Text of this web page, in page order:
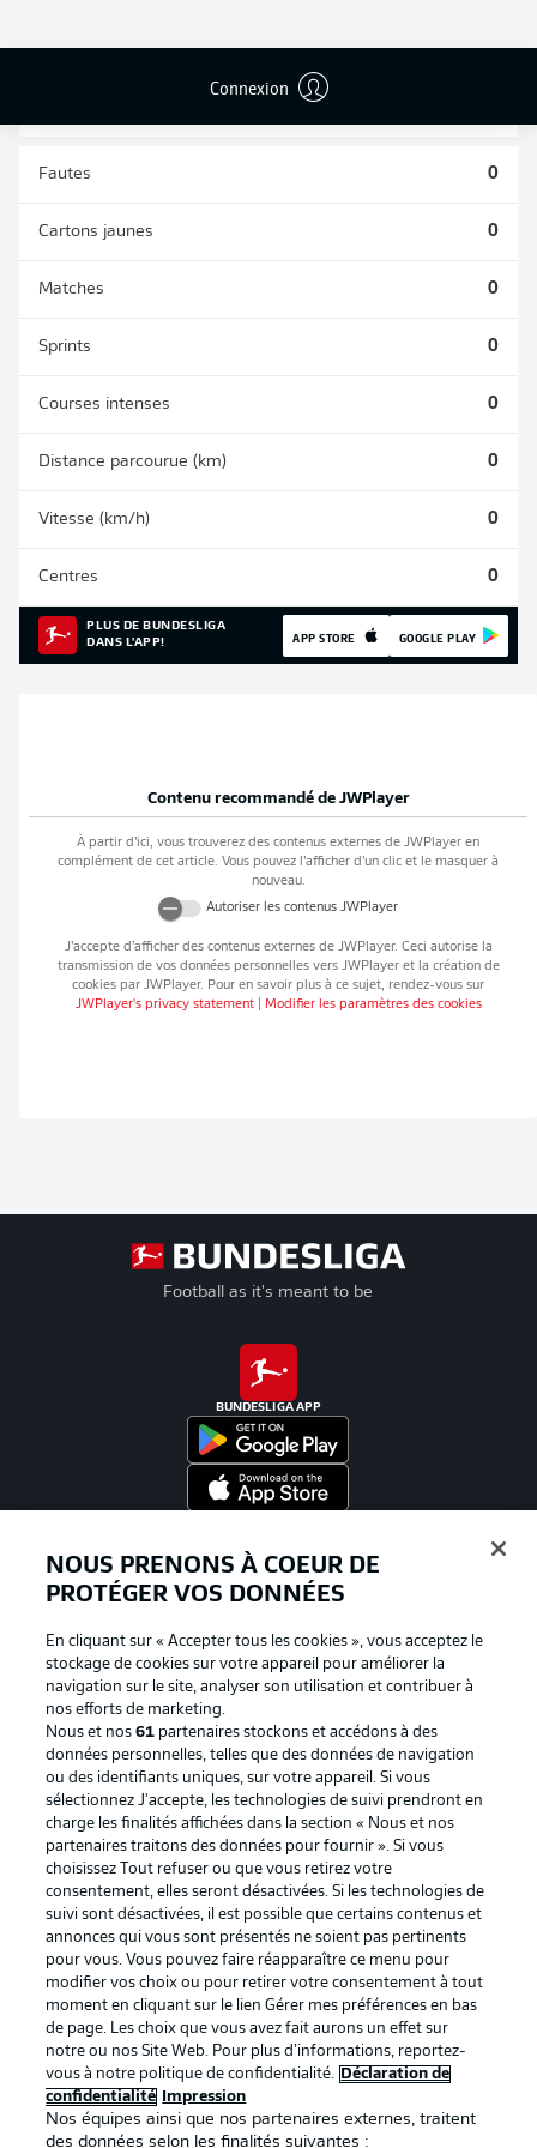
Connexion
0 0
Fautes 0
Cartons jaunes 0
Matches 0
Sprints 0
Courses intenses 0
Distance parcourue (km) 0
Vitesse (km/h) 0
Centres 0
PLUS DE BUNDESLIGA
DANS L'APP!
APP STORE GOOGLE PLAY
Contenu recommandé de JWPlayer
À partir d’ici, vous trouverez des contenus externes de JWPlayer en
complément de cet article. Vous pouvez l’afficher d’un clic et le masquer à
nouveau.
Autoriser les contenus JWPlayer
J’accepte d’afficher des contenus externes de JWPlayer. Ceci autorise la
transmission de vos données personnelles vers JWPlayeret la création de
cookies par JWPlayer. Pour en savoir plus à ce sujet, rendez-vous sur
JWPlayer's privacy statement| Modifier les paramètres des cookies
Football as it's meant to be
BUNDESLIGA APP
La publicité Conditions d’utilisation des
Mentions Légales Gérer mes préférences
Déclaration de
confidentialité
Diffuseurs
Travaux Contact
Impression Joueurs
NOUS PRENONS À COEUR DE
PROTÉGER VOS DONNÉES
En cliquant sur « Accepter tous les cookies », vous acceptez le
stockage de cookies sur votre appareil pour améliorer la
navigation sur le site, analyser son utilisation et contribuer à
nos efforts de marketing.
Nous et nos61 partenaires stockons et accédons à des
données personnelles, telles que des données de navigation
ou des identifiants uniques, sur votre appareil. Si vous
sélectionnez J'accepte, les technologies de suivi prendront en
charge les finalités affichées dans la section « Nous et nos
partenaires traitons des données pour fournir ». Si vous
choisissez Tout refuser ou que vous retirez votre
consentement, elles seront désactivées. Si les technologies de
suivi sont désactivées, il est possible que certains contenus et
annonces qui vous sont présentés ne soient pas pertinents
pour vous. Vous pouvez faire réapparaître ce menu pour
modifier vos choix ou pour retirer votre consentement à tout
moment en cliquant sur le lien Gérer mes préférences en bas
de page. Les choix que vous avez fait aurons un effet sur
notre ou nos Site Web. Pour plus d’informations, reportez-
vous à notre politique de confidentialité.
Déclaration de
confidentialité
Impression
Nos équipes ainsi que nos partenaires externes, traitent
des données selon les finalités suivantes :